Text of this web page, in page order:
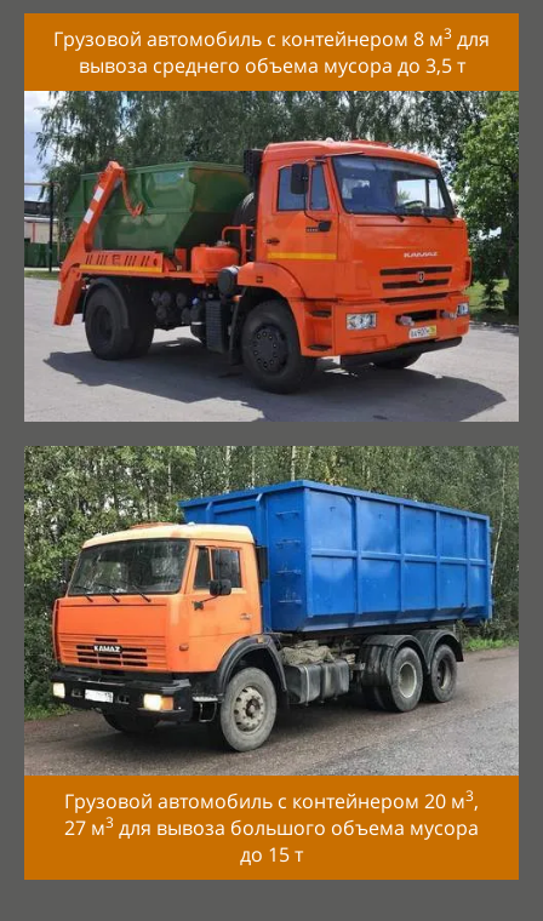
Грузовой автомобиль с контейнером 8 м3 для
вывоза среднего объема мусора до 3,5 т
Грузовой автомобиль с контейнером 20 м3,
27 м3 для вывоза большого объема мусора
до 15т